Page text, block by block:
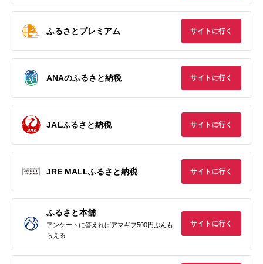
ふるさとプレミアム サイトに行く
ANAのふるさと納税 サイトに行く
JALふるさと納税 サイトに行く
JRE MALLふるさと納税 サイトに行く
ふるさと本舗
アンケートに答えればアマギフ500円ぶんも
らえる
サイトに行く